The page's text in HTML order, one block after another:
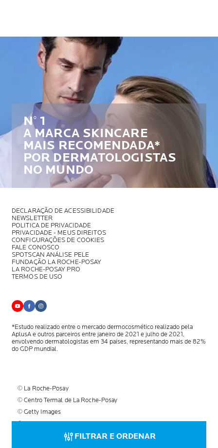
FILTRAR E ORDENAR
N° 1
A MARCA SKINCARE
MAIS RECOMENDADA*
POR DERMATOLOGISTAS
NO MUNDO
DECLARAÇÃO DE ACESSIBILIDADE
NEWSLETTER
POLITICA DE PRIVACIDADE
PRIVACIDADE - MEUS DIREITOS
CONFIGURAÇÕES DE COOKIES
FALE CONOSCO
SPOTSCAN ANÁLISE PELE
FUNDAÇÃO LA ROCHE-POSAY
LA ROCHE-POSAY PRO
TERMOS DE USO
*Estudo realizado entre o mercado dermocosmético realizado pela
AplusAe outros parceiros entre janeiro de 2021 e julho de 2021,
envolvendodermatologistas em 34 países, representando mais de 82%
do GDP mundial.
© La Roche-Posay
© Centro Termal de La Roche-Posay
© Getty Images
© Thinkstock